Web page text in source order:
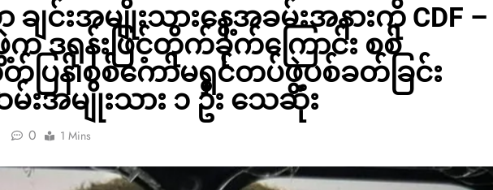
ချင်းအမျိုးသားနေ့အခမ်းအနားကို CDF –
က ဒရုန်းဖြင့်တိုက်ခိုက်ကြောင်း စစ်
ြန်၊စစ်ကော်မရှင်တပ်ဖွဲ့ပစ်ခတ်ခြင်း
းအမျိုးသား ၁ ဦး သေဆုံး
0 1 Mins